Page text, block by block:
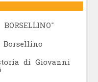
di Giovanni